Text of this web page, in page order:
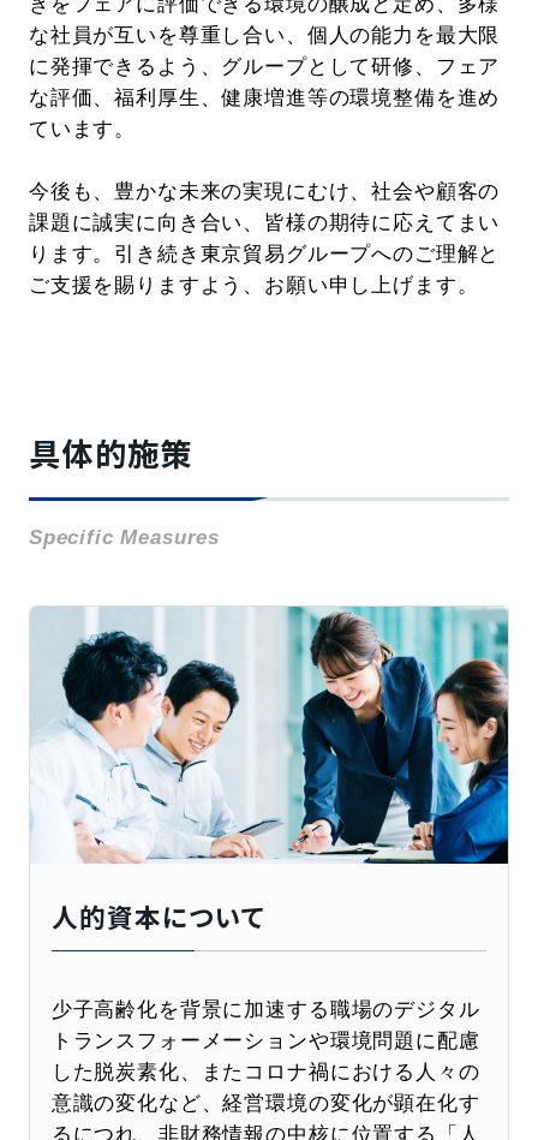
きをフェアに評価できる環境の醸成と定め、多様
な社員が互いを尊重し合い、個人の能力を最大限
に発揮できるよう、グループとして研修、フェア
な評価、福利厚生、健康増進等の環境整備を進め
ています。
今後も、豊かな未来の実現にむけ、社会や顧客の
課題に誠実に向き合い、皆様の期待に応えてまい
ります。引き続き東京貿易グループへのご理解と
ご支援を賜りますよう、お願い申し上げます。
具体的施策
Specific Measures
人的資本について
少子高齢化を背景に加速する職場のデジタル
トランスフォーメーションや環境問題に配慮
した脱炭素化、またコロナ禍における人々の
意識の変化など、経営環境の変化が顕在化す
るにつれ、非財務情報の中核に位置する「人